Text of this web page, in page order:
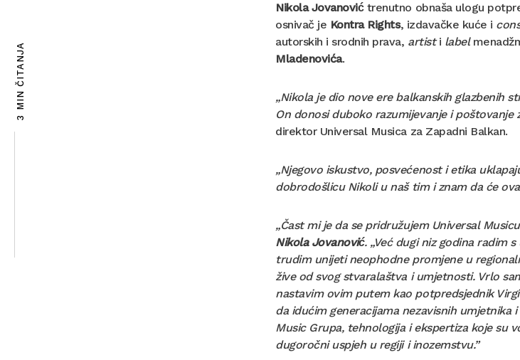
3 MIN ČITANJA
Nikola Jovanovićtrenutno obnaša ulogu
osnivač je Kontra Rights, izdavačke kuće i
autorskih i srodnih prava, artisti label
Mladenovića.
„Nikola je dio nove ere balkanskih glazbenih
On donosi duboko razumijevanje i
direktor Universal Musica za Zapadni Balkan.
„Njegovo iskustvo, posvećenost i etika
dobrodošlicu Nikoli u naš tim i znam da će
„Čast mi je da se pridružujem Universal
Nikola Jovanović. „Već dugi niz godina radim
trudim unijeti neophodne promjene u
žive od svog stvaralaštva i umjetnosti. Vrlo
nastavim ovim putem kao potpredsjednik
da idućim generacijama nezavisnih umjetnika
Music Grupa, tehnologija i ekspertiza koje su
dugoročni uspjeh u regiji i inozemstvu.”